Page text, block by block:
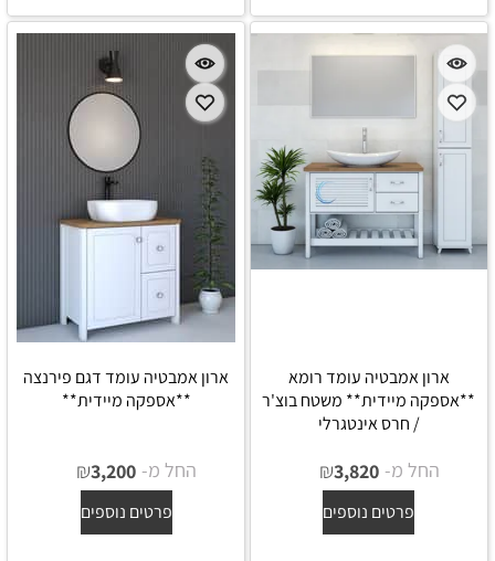
ארון אמבטיה עומד רומא
**אספקה מיידית** משטח בוצ'ר
/ חרס אינטגרלי
החל מ- ₪3,820
פרטים נוספים
ארון אמבטיה עומד דגם פירנצה
**אספקה מיידית**
החל מ- ₪3,200
פרטים נוספים